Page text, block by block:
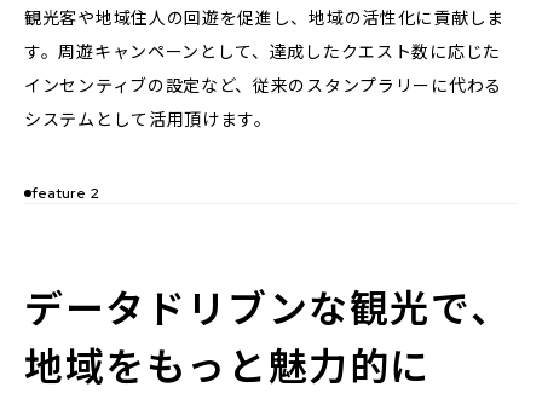
観光客や地域住人の回遊を促進し、地域の活性化に貢献しま
す。周遊キャンペーンとして、達成したクエスト数に応じた
インセンティブの設定など、従来のスタンプラリーに代わる
システムとして活用頂けます。
feature 2
データドリブンな観光で、
地域をもっと魅力的に